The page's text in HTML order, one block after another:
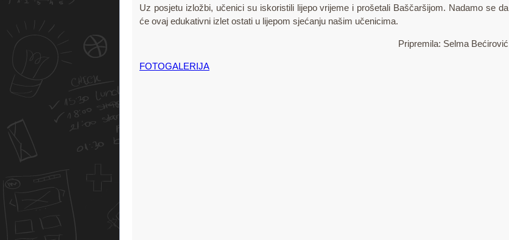
Uz posjetu izložbi, učenici su iskoristili lijepo vrijeme i prošetali Baščaršijom. Nadamo se da
će ovaj edukativni izlet ostati u lijepom sjećanju našim učenicima.
Pripremila: Selma Bećirović
FOTOGALERIJA